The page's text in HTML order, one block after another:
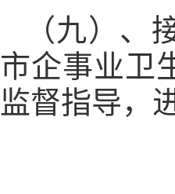
（九）、
市企事业卫
监督指导，